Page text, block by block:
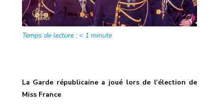
Temps de lecture : < 1 minute
La Garde républicaine a joué lors de l’élection de
Miss France